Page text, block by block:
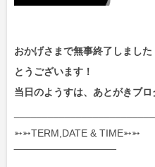
おかげさまで無事終了しまし
とうございます！
当日のようすは、あとがきブロ
➳➳TERM,DATE & TIME➳➳
‾‾‾‾‾‾‾‾‾‾‾‾‾‾‾‾‾‾‾‾‾‾‾‾‾‾‾‾‾